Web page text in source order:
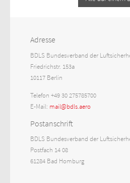
Adresse
BDLS Bundesverband der
Friedrichstr. 153a
10117 Berlin
Telefon +49 30 275785700
E-Mail: mail@bdls.aero
Postanschrift
BDLS Bundesverband der
Postfach 14 08
61284 Bad Homburg